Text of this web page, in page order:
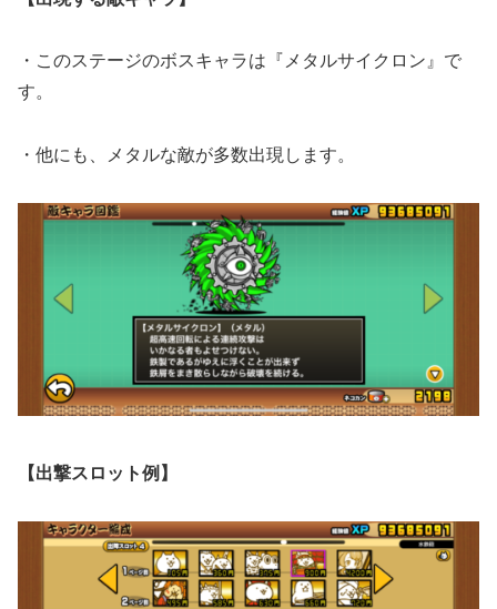
・このステージのボスキャラは『メタルサイクロン』で
す。
・他にも、メタルな敵が多数出現します。
【出撃スロット例】